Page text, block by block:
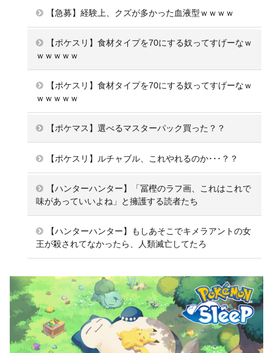
【急募】経験上、クズが多かった血液型ｗｗｗｗ
【ポケスリ】食材タイプを70にする奴ってすげーなｗ
ｗｗｗｗｗ
【ポケスリ】食材タイプを70にする奴ってすげーなｗ
ｗｗｗｗｗ
【ポケマス】選べるマスターパック買った？？
【ポケスリ】ルチャブル、これやれるのか･･･？？
【ハンターハンター】「冨樫のラフ画、これはこれで
味があっていいよね」と擁護する読者たち
【ハンターハンター】もしあそこでキメラアントの女
王が殺されてなかったら、人類滅亡してたろ